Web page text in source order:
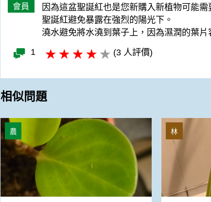
會員
因為這盆聖誕紅也是您新購入新植物可能
聖誕紅避免暴露在強烈的陽光下。
澆水避免將水澆到葉子上，因為濕潤的葉
1
(3 人評價)
相似問題
椒草葉面凸起，部分黑點
農
椰子葉的黑點
林